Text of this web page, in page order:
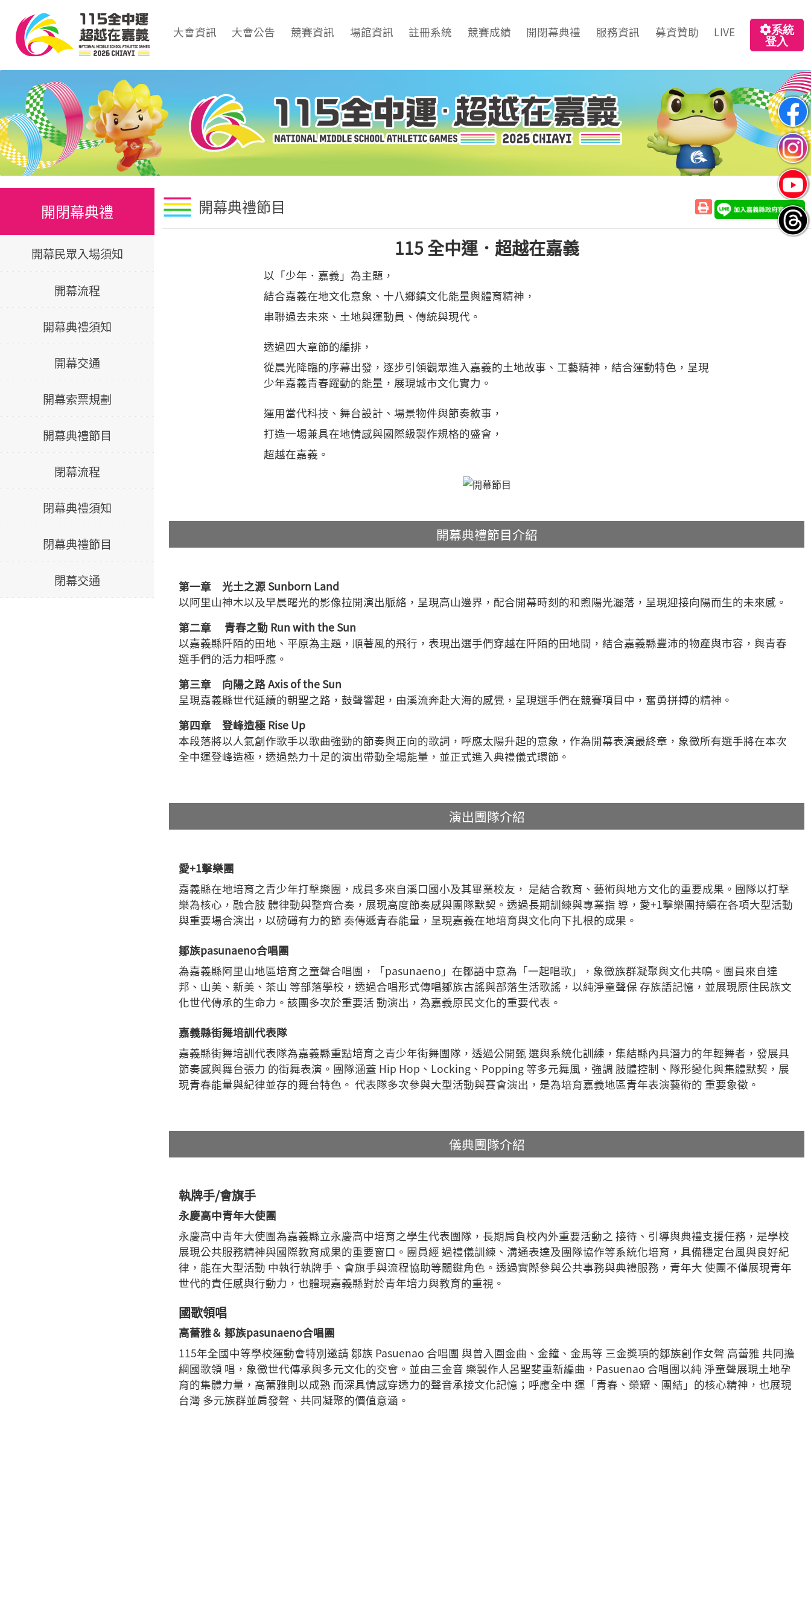
大會資訊 大會公告 競賽資訊 場館資訊 註冊系統 競賽成績 開閉幕典禮 服務資訊 募資贊助 LIVE
系統
登入
開閉幕典禮
開幕民眾入場須知
開幕流程
開幕典禮須知
開幕交通
開幕索票規劃
開幕典禮節目
閉幕流程
閉幕典禮須知
閉幕典禮節目
閉幕交通
開幕典禮節目
115 全中運．超越在嘉義
以「少年．嘉義」為主題，
結合嘉義在地文化意象、十八鄉鎮文化能量與體育精神，
串聯過去未來、土地與運動員、傳統與現代。
透過四大章節的編排，
從晨光降臨的序幕出發，逐步引領觀眾進入嘉義的土地故事、工藝精神，結合運動特色，呈現
少年嘉義青春躍動的能量，展現城市文化實力。
運用當代科技、舞台設計、場景物件與節奏敘事，
打造一場兼具在地情感與國際級製作規格的盛會，
超越在嘉義。
開幕典禮節目介紹
第一章 光土之源 Sunborn Land
以阿里山神木以及早晨曙光的影像拉開演出脈絡，呈現高山邊界，配合開幕時刻的和煦陽光灑落，呈現迎接向陽而生的未來感。
第二章 青春之動 Run with the Sun
以嘉義縣阡陌的田地、平原為主題，順著風的飛行，表現出選手們穿越在阡陌的田地間，結合嘉義縣豐沛的物產與市容，與青春
選手們的活力相呼應。
第三章 向陽之路 Axis of the Sun
呈現嘉義縣世代延續的朝聖之路，鼓聲響起，由溪流奔赴大海的感覺，呈現選手們在競賽項目中，奮勇拼搏的精神。
第四章 登峰造極 Rise Up
本段落將以人氣創作歌手以歌曲強勁的節奏與正向的歌詞，呼應太陽升起的意象，作為開幕表演最終章，象徵所有選手將在本次
全中運登峰造極，透過熱力十足的演出帶動全場能量，並正式進入典禮儀式環節。
演出團隊介紹
愛+1擊樂團
嘉義縣在地培育之青少年打擊樂團，成員多來自溪口國小及其畢業校友， 是結合教育、藝術與地方文化的重要成果。團隊以打擊
樂為核心，融合肢 體律動與整齊合奏，展現高度節奏感與團隊默契。透過長期訓練與專業指 導，愛+1擊樂團持續在各項大型活動
與重要場合演出，以磅礡有力的節 奏傳遞青春能量，呈現嘉義在地培育與文化向下扎根的成果。
鄒族pasunaeno合唱團
為嘉義縣阿里山地區培育之童聲合唱團，「pasunaeno」在鄒語中意為「一起唱歌」，象徵族群凝聚與文化共鳴。團員來自達
邦、山美、新美、茶山 等部落學校，透過合唱形式傳唱鄒族古謠與部落生活歌謠，以純淨童聲保 存族語記憶，並展現原住民族文
化世代傳承的生命力。該團多次於重要活 動演出，為嘉義原民文化的重要代表。
嘉義縣街舞培訓代表隊
嘉義縣街舞培訓代表隊為嘉義縣重點培育之青少年街舞團隊，透過公開甄 選與系統化訓練，集結縣內具潛力的年輕舞者，發展具
節奏感與舞台張力 的街舞表演。團隊涵蓋 Hip Hop、Locking、Popping 等多元舞風，強調 肢體控制、隊形變化與集體默契，展
現青春能量與紀律並存的舞台特色。 代表隊多次參與大型活動與賽會演出，是為培育嘉義地區青年表演藝術的 重要象徵。
儀典團隊介紹
執牌手/會旗手
永慶高中青年大使團
永慶高中青年大使團為嘉義縣立永慶高中培育之學生代表團隊，長期肩負校內外重要活動之 接待、引導與典禮支援任務，是學校
展現公共服務精神與國際教育成果的重要窗口。團員經 過禮儀訓練、溝通表達及團隊協作等系統化培育，具備穩定台風與良好紀
律，能在大型活動 中執行執牌手、會旗手與流程協助等關鍵角色。透過實際參與公共事務與典禮服務，青年大 使團不僅展現青年
世代的責任感與行動力，也體現嘉義縣對於青年培力與教育的重視。
國歌領唱
高蕾雅＆ 鄒族pasunaeno合唱團
115年全國中等學校運動會特別邀請 鄒族 Pasuenao 合唱團 與曾入圍金曲、金鐘、金馬等 三金獎項的鄒族創作女聲 高蕾雅 共同擔
綱國歌領 唱，象徵世代傳承與多元文化的交會。並由三金音 樂製作人呂聖斐重新編曲，Pasuenao 合唱團以純 淨童聲展現土地孕
育的集體力量，高蕾雅則以成熟 而深具情感穿透力的聲音承接文化記憶；呼應全中 運「青春、榮耀、團結」的核心精神，也展現
台灣 多元族群並肩發聲、共同凝聚的價值意涵。